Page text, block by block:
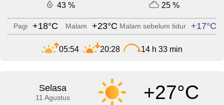
43 %
25 %
Pagi +18°C Malam +23°C Malam sebelum tidur +17°C
05:54 20:28 14 h 33 min
Selasa
11 Agustus +27°C